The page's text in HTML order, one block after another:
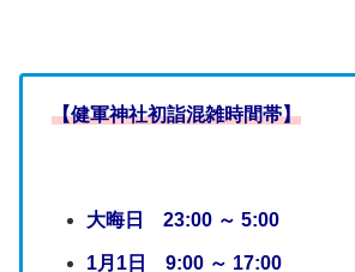
【健軍神社初詣混雑時間帯】
大晦日 23:00 ～ 5:00
1月1日 9:00 ～ 17:00